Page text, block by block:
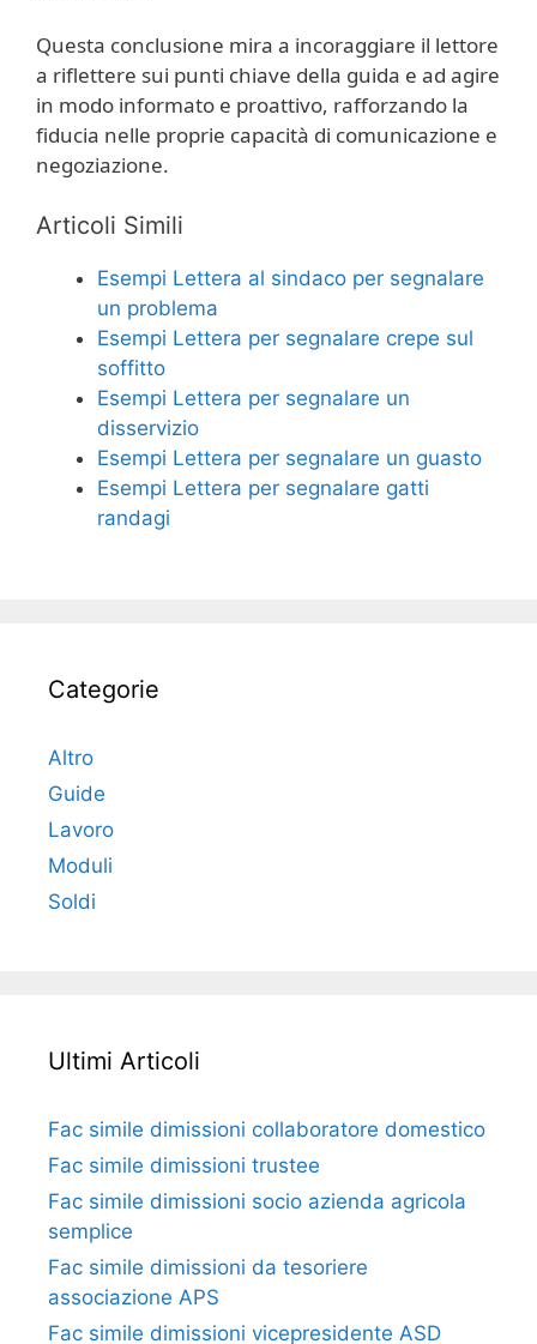
Questa conclusione mira a incoraggiare il lettore
a riflettere sui punti chiave della guida e ad agire
in modo informato e proattivo, rafforzando la
fiducia nelle proprie capacità di comunicazione e
negoziazione.
Articoli Simili
Esempi Lettera al sindaco per segnalare
un problema
Esempi Lettera per segnalare crepe sul
soffitto
Esempi Lettera per segnalare un
disservizio
Esempi Lettera per segnalare un guasto
Esempi Lettera per segnalare gatti
randagi
Categorie
Altro
Guide
Lavoro
Moduli
Soldi
Ultimi Articoli
Fac simile dimissioni collaboratore domestico​​​
Fac simile dimissioni trustee​​​
Fac simile ​dimissioni socio azienda agricola
semplice​​​
Fac simile dimissioni da tesoriere
associazione APS​​
Fac simile dimissioni vicepresidente ASD​​